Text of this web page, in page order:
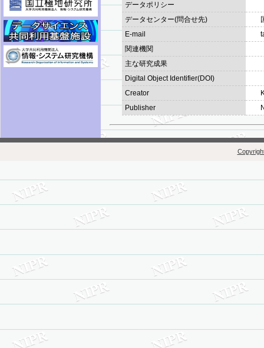
データポリシー
データセンター(問合せ先)
E-mail
関連機関
主な研究成果
Digital Object Identifier(DOI)
Creator
Publisher